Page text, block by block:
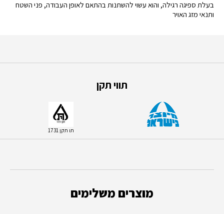
בעלת ספיגה רגילה, והוא עשוי להשתנות בהתאם לאופן העבודה, פני השטח
ותנאי מזג האויר
תווי תקן
תו תקן 1731
מוצרים משלימים